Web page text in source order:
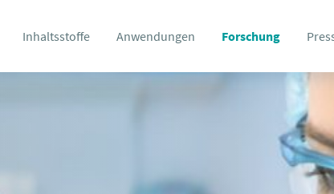
Inhaltsstoffe Anwendungen Forschung